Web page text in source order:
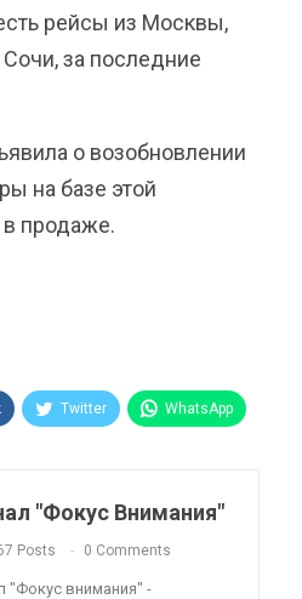
рейсы из Москвы,
за последние
о возобновлении
на базе этой
продаже.
Twitter WhatsApp
Viber
Tumblr
"Фокус Внимания"
Posts 0 Comments
"Фокус внимания" -